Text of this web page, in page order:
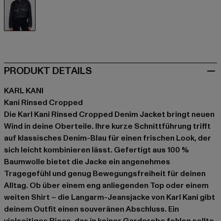
PRODUKT DETAILS
KARL KANI
Kani Rinsed Cropped
Die Karl Kani Rinsed Cropped Denim Jacket bringt neuen
Wind in deine Oberteile. Ihre kurze Schnittführung trifft
auf klassisches Denim-Blau für einen frischen Look, der
sich leicht kombinieren lässt. Gefertigt aus 100 %
Baumwolle bietet die Jacke ein angenehmes
Tragegefühl und genug Bewegungsfreiheit für deinen
Alltag. Ob über einem eng anliegenden Top oder einem
weiten Shirt – die Langarm-Jeansjacke von Karl Kani gibt
deinem Outfit einen souveränen Abschluss. Ein